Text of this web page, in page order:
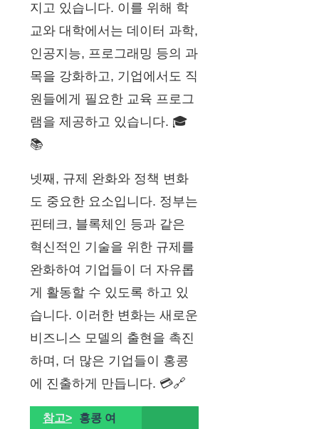
지고 있습니다. 이를 위해 학
교와 대학에서는 데이터 과학,
인공지능, 프로그래밍 등의 과
목을 강화하고, 기업에서도 직
원들에게 필요한 교육 프로그
램을 제공하고 있습니다. 🎓
📚
넷째, 규제 완화와 정책 변화
도 중요한 요소입니다. 정부는
핀테크, 블록체인 등과 같은
혁신적인 기술을 위한 규제를
완화하여 기업들이 더 자유롭
게 활동할 수 있도록 하고 있
습니다. 이러한 변화는 새로운
비즈니스 모델의 출현을 촉진
하며, 더 많은 기업들이 홍콩
에 진출하게 만듭니다. 💳🔗
참고>
홍콩 여